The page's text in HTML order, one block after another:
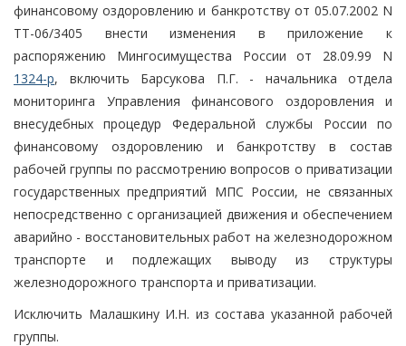
финансовому оздоровлению и банкротству от 05.07.2002 N
ТТ-06/3405 внести изменения в приложение к
распоряжению Мингосимущества России от 28.09.99 N
1324-р, включить Барсукова П.Г. - начальника отдела
мониторинга Управления финансового оздоровления и
внесудебных процедур Федеральной службы России по
финансовому оздоровлению и банкротству в состав
рабочей группы по рассмотрению вопросов о приватизации
государственных предприятий МПС России, не связанных
непосредственно с организацией движения и обеспечением
аварийно - восстановительных работ на железнодорожном
транспорте и подлежащих выводу из структуры
железнодорожного транспорта и приватизации.
Исключить Малашкину И.Н. из состава указанной рабочей
группы.